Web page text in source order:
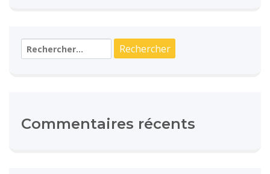
Rechercher :
Commentaires récents